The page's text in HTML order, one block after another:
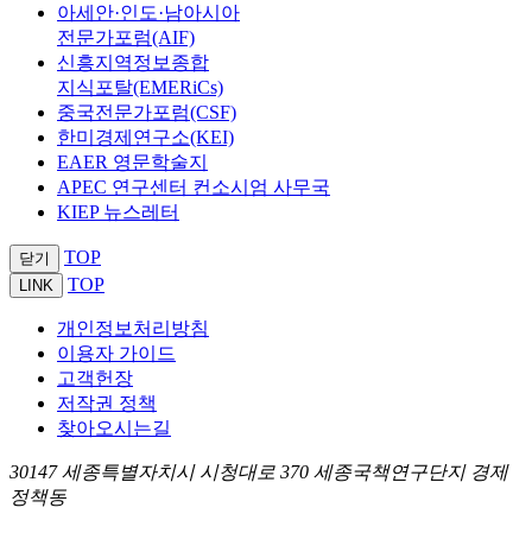
아세안·인도·남아시아
전문가포럼(AIF)
신흥지역정보종합
지식포탈(EMERiCs)
중국전문가포럼(CSF)
한미경제연구소(KEI)
EAER 영문학술지
APEC 연구센터 컨소시엄 사무국
KIEP 뉴스레터
닫기 TOP
LINK TOP
개인정보처리방침
이용자 가이드
고객헌장
저작권 정책
찾아오시는길
30147 세종특별자치시 시청대로 370 세종국책연구단지 경제
정책동